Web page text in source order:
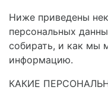
Ниже приведены
персональных
собирать, и как мы
информацию.
КАКИЕ